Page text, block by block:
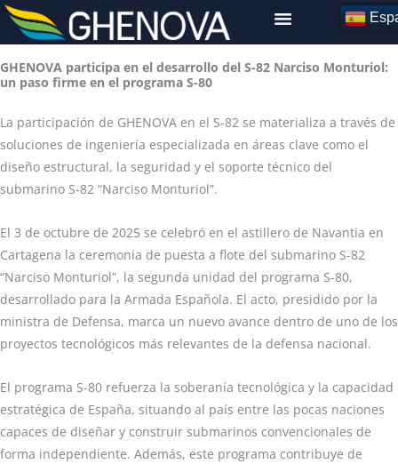
Skip
GHENOVA participa en el desarrollo del S-82 Narciso Monturiol:
un paso firme en el programa S-80
La participación de GHENOVA en el S-82 se materializa a través de
soluciones de ingeniería especializada en áreas clave como el
diseño estructural, la seguridad y el soporte técnico del
submarino S-82 “Narciso Monturiol”.
El 3 de octubre de 2025 se celebró en el astillero de Navantia en
Cartagena la ceremonia de puesta a flote del submarino S-82
“Narciso Monturiol”, la segunda unidad del programa S-80,
desarrollado para la Armada Española. El acto, presidido por la
ministra de Defensa, marca un nuevo avance dentro de uno de los
proyectos tecnológicos más relevantes de la defensa nacional.
El programa S-80 refuerza la soberanía tecnológica y la capacidad
estratégica de España, situando al país entre las pocas naciones
capaces de diseñar y construir submarinos convencionales de
forma independiente. Además, este programa contribuye de